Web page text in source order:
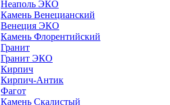
Неаполь ЭКО
Камень Венецианский
Венеция ЭКО
Камень Флорентийский
Гранит
Гранит ЭКО
Кирпич
Кирпич-Антик
Фагот
Камень Скалистый